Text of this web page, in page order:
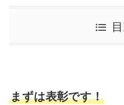
まずは表彰です！